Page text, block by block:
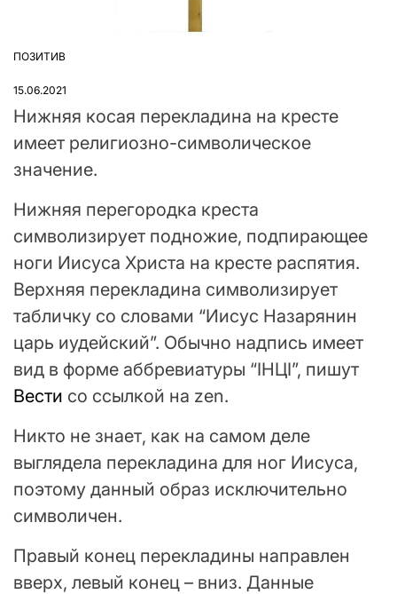
ОПУБЛІКУВАТИ
ПОЗИТИВ
15.06.2021
Нижняя косая перекладина на кресте
имеет религиозно-символическое
значение.
Нижняя перегородка креста
символизирует подножие, подпирающее
ноги Иисуса Христа на кресте распятия.
Верхняя перекладина символизирует
табличку со словами “Иисус Назарянин
царь иудейский”. Обычно надпись имеет
вид в форме аббревиатуры “IНЦI”, пишут
Вести со ссылкой на zen.
Никто не знает, как на самом деле
выглядела перекладина для ног Иисуса,
поэтому данный образ исключительно
символичен.
Правый конец перекладины направлен
вверх, левый конец – вниз. Данные